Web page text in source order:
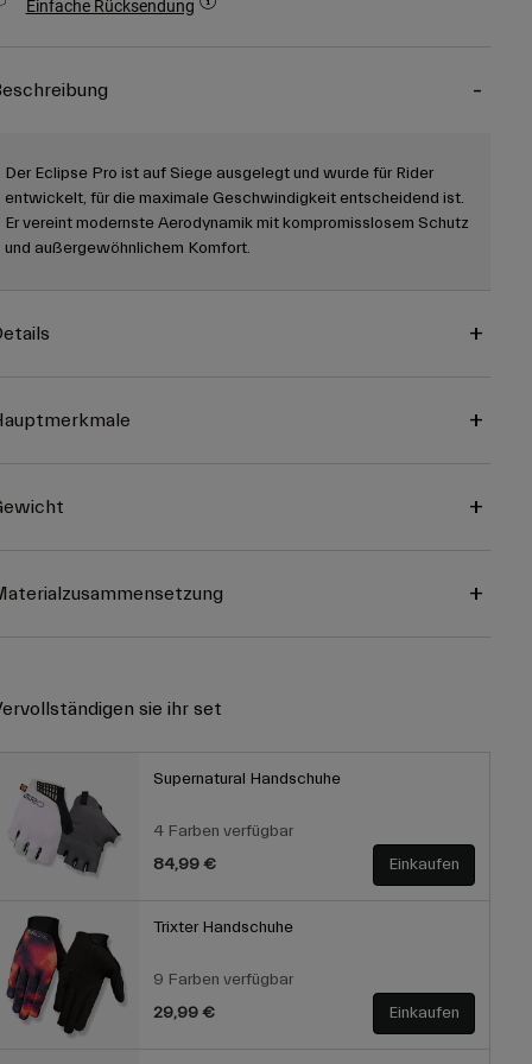
Einfache Rücksendung
Der Eclipse Pro ist auf Siege ausgelegt und wurde für Rider
entwickelt, für die maximale Geschwindigkeit entscheidend ist.
Er vereint modernste Aerodynamik mit kompromisslosem Schutz
und außergewöhnlichem Komfort.
sie ihr set
Supernatural Handschuhe
4 Farben verfügbar
84,99 €
Einkaufen
Trixter Handschuhe
9 Farben verfügbar
29,99 €
Einkaufen